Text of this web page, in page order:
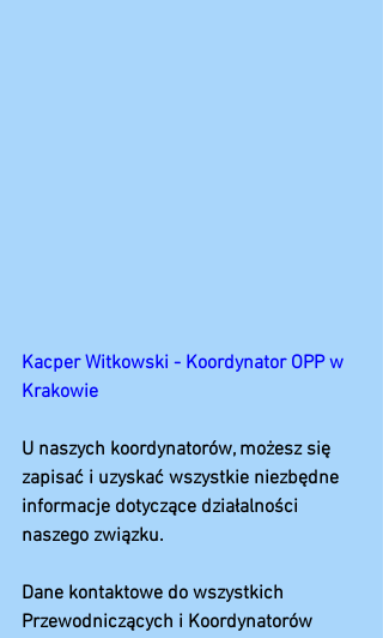
Kacper Witkowski - Koordynator OPP w
Krakowie
U naszych koordynatorów, możesz się
zapisać i uzyskać wszystkie niezbędne
informacje dotyczące działalności
naszego związku.
Dane kontaktowe do wszystkich
Przewodniczących i Koordynatorów